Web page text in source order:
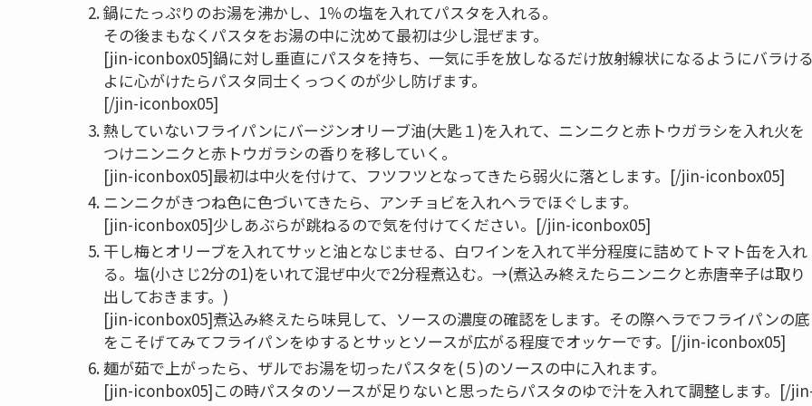
鍋にたっぷりのお湯を沸かし、1％の塩を入れてパスタを入れる。
その後まもなくパスタをお湯の中に沈めて最初は少し混ぜます。
[jin-iconbox05]鍋に対し垂直にパスタを持ち、一気に手を放しなるだけ放射線状になるようにバラけ
よに心がけたらパスタ同士くっつくのが少し防げます。
[/jin-iconbox05]
熱していないフライパンにバージンオリーブ油(大匙１)を入れて、ニンニクと赤トウガラシを入れ火を
つけニンニクと赤トウガラシの香りを移していく。
[jin-iconbox05]最初は中火を付けて、フツフツとなってきたら弱火に落とします。[/jin-iconbox05]
ニンニクがきつね色に色づいてきたら、アンチョビを入れヘラでほぐします。
[jin-iconbox05]少しあぶらが跳ねるので気を付けてください。[/jin-iconbox05]
干し梅とオリーブを入れてサッと油となじませる、白ワインを入れて半分程度に詰めてトマト缶を入れ
る。塩(小さじ2分の1)をいれて混ぜ中火で2分程煮込む。→(煮込み終えたらニンニクと赤唐辛子は取り
出しておきます。)
[jin-iconbox05]煮込み終えたら味見して、ソースの濃度の確認をします。その際ヘラでフライパンの底
をこそげてみてフライパンをゆするとサッとソースが広がる程度でオッケーです。[/jin-iconbox05]
麺が茹で上がったら、ザルでお湯を切ったパスタを(５)のソースの中に入れます。
[jin-iconbox05]この時パスタのソースが足りないと思ったらパスタのゆで汁を入れて調整します。[/